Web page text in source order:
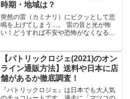
時期・地域は？
突然の雷（カミナリ）にビクッとして悲
鳴を上げてしまう…。 雷の音と光が怖
い！どうすれば不安や恐怖がなくなる？
このような悩みをお持ちではありません
か？私自身、中部地方の...
【パトリックロジェ(2021)のオン
ライン通販方法】送料や日本に店
舗があるか徹底調査！
『パトリックロジェ』は日本でも大人気